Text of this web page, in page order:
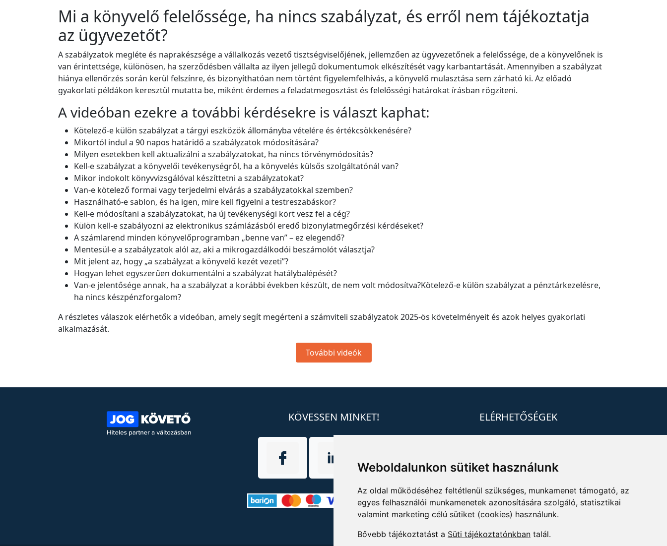
Weboldalunkon sütiket használunk
Az oldal működéséhez feltétlenül szükséges, munkamenet támogató, az
egyes felhasználói munkamenetek azonosítására szolgáló, statisztikai
valamint marketing célú sütiket (cookies) használunk.
Bővebb tájékoztatást a Süti tájékoztatónkban talál.
Mi a könyvelő felelőssége, ha nincs szabályzat, és erről nem tájékoztatja
az ügyvezetőt?
A szabályzatok megléte és naprakészsége a vállalkozás vezető tisztségviselőjének, jellemzően az ügyvezetőnek a felelőssége, de a könyvelőnek is
van érintettsége, különösen, ha szerződésben vállalta az ilyen jellegű dokumentumok elkészítését vagy karbantartását. Amennyiben a szabályzat
hiánya ellenőrzés során kerül felszínre, és bizonyíthatóan nem történt figyelemfelhívás, a könyvelő mulasztása sem zárható ki. Az előadó
gyakorlati példákon keresztül mutatta be, miként érdemes a feladatmegosztást és felelősségi határokat írásban rögzíteni.
A videóban ezekre a további kérdésekre is választ kaphat:
Kötelező-e külön szabályzat a tárgyi eszközök állományba vételére és értékcsökkenésére?
Mikortól indul a 90 napos határidő a szabályzatok módosítására?
Milyen esetekben kell aktualizálni a szabályzatokat, ha nincs törvénymódosítás?
Kell-e szabályzat a könyvelői tevékenységről, ha a könyvelés külsős szolgáltatónál van?
Mikor indokolt könyvvizsgálóval készíttetni a szabályzatokat?
Van-e kötelező formai vagy terjedelmi elvárás a szabályzatokkal szemben?
Használható-e sablon, és ha igen, mire kell figyelni a testreszabáskor?
Kell-e módosítani a szabályzatokat, ha új tevékenységi kört vesz fel a cég?
Külön kell-e szabályozni az elektronikus számlázásból eredő bizonylatmegőrzési kérdéseket?
A számlarend minden könyvelőprogramban „benne van” – ez elegendő?
Mentesül-e a szabályzatok alól az, aki a mikrogazdálkodói beszámolót választja?
Mit jelent az, hogy „a szabályzat a könyvelő kezét vezeti”?
Hogyan lehet egyszerűen dokumentálni a szabályzat hatálybalépését?
Van-e jelentősége annak, ha a szabályzat a korábbi években készült, de nem volt módosítva?Kötelező-e külön szabályzat a pénztárkezelésre,
ha nincs készpénzforgalom?
A részletes válaszok elérhetők a videóban, amely segít megérteni a számviteli szabályzatok 2025-ös követelményeit és azok helyes gyakorlati
alkalmazását.
További videók
KÖVESSEN MINKET! ELÉRHETŐSÉGEK
info@mprx.hu